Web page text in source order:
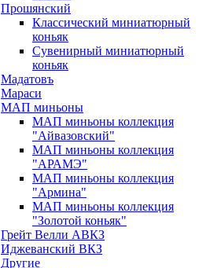
Прошянский
Классический миниатюрный
коньяк
Сувенирный миниатюрный
коньяк
Мадатовъ
Мараси
МАП миньоны
МАП миньоны коллекция
"Айвазовский"
МАП миньоны коллекция
"АРАМЭ"
МАП миньоны коллекция
"Армина"
МАП миньоны коллекция
"Золотой коньяк"
Грейт Велли АВКЗ
Иджеванский ВКЗ
Другие